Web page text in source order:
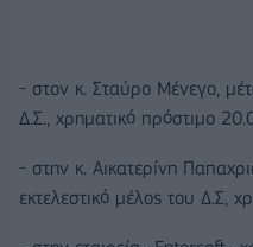
- στον κ. Σταύρο Μένεγο,
Δ.Σ., χρηματικό πρόστιμο
- στην κ. Αικατερίνη
εκτελεστικό μέλος του Δ.Σ,